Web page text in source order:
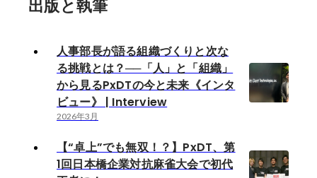
出版と執筆
人事部長が語る組織づくりと次な
る挑戦とは？──「人」と「組織」
から見るPxDTの今と未来《インタ
ビュー》 | Interview
2026年3月
【“卓上”でも無双！？】PxDT、第
1回日本橋企業対抗麻雀大会で初代